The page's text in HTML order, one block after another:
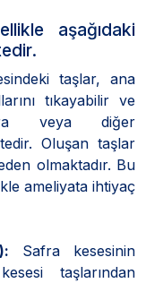
aşağıdaki
taşlar, ana
tıkayabilir ve
veya diğer
Oluşan taşlar
olmaktadır. Bu
ameliyata ihtiyaç
Safra kesesinin
taşlarından